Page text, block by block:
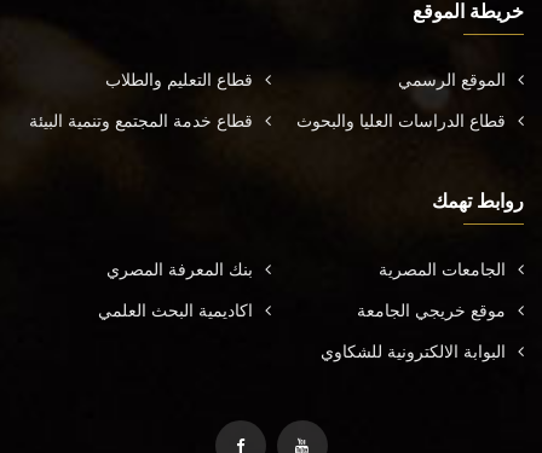
خريطة الموقع
الموقع الرسمي قطاع التعليم والطلاب
قطاع الدراسات العليا والبحوث قطاع خدمة المجتمع وتنمية البيئة
روابط تهمك
الجامعات المصرية بنك المعرفة المصري
موقع خريجي الجامعة اكاديمية البحث العلمي
البوابة الالكترونية للشكاوي